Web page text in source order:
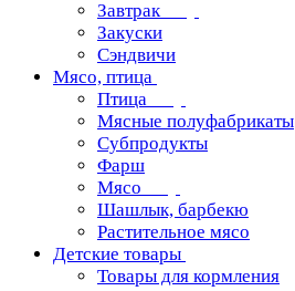
Завтрак
Закуски
Сэндвичи
Мясо, птица
Птица
Мясные полуфабрикаты
Субпродукты
Фарш
Мясо
Шашлык, барбекю
Растительное мясо
Детские товары
Товары для кормления